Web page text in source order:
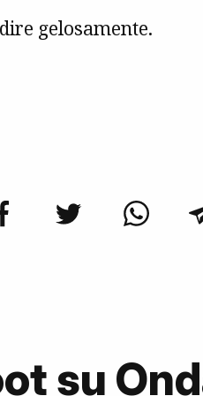
gelosamente.
su